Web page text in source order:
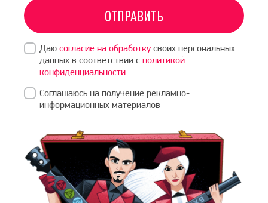
ОТПРАВИТЬ
Даю согласие на обработкусвоих персональных
данных в соответствии с политикой
конфиденциальности
Соглашаюсь на получение рекламно-
информационных материалов